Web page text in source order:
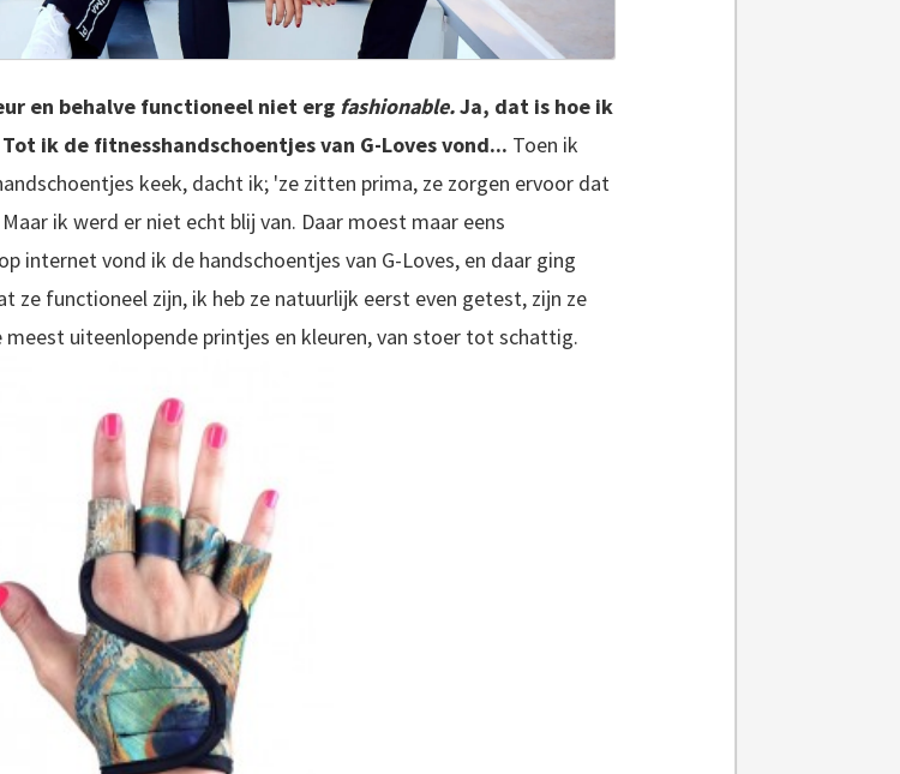
en behalve functioneel niet erg fashionable.Ja, dat is hoe ik
ik de fitnesshandschoentjes van G-Loves vond... Toen ik
keek, dacht ik; 'ze zitten prima, ze zorgen ervoor dat
ik werd er niet echt blij van. Daar moest maar eens
internet vond ik de handschoentjes van G-Loves, en daar ging
ze functioneel zijn, ik heb ze natuurlijk eerst even getest, zijn ze
meest uiteenlopende printjes en kleuren, van stoer tot schattig.